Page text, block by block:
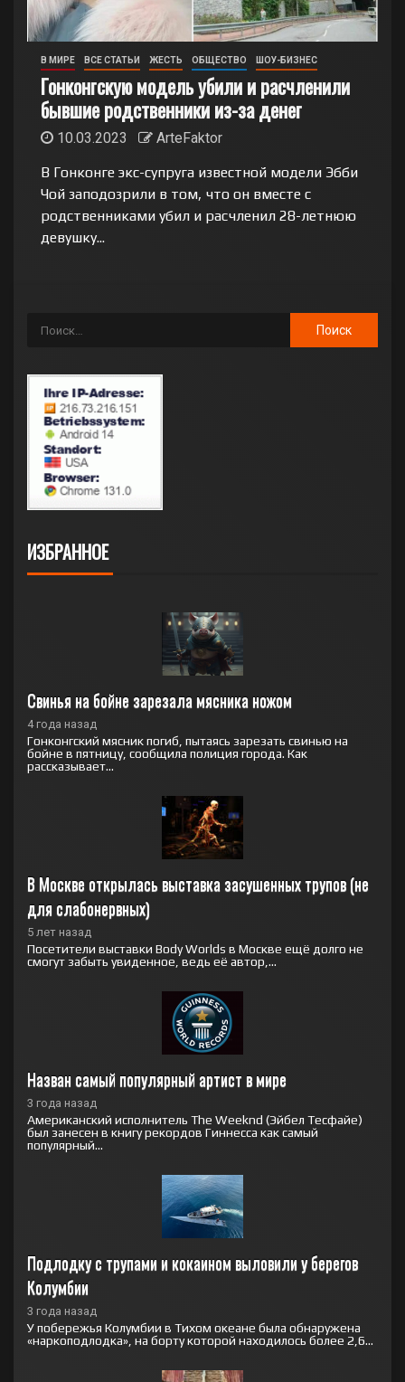
В МИРЕ ВСЕ СТАТЬИ ЖЕСТЬ ОБЩЕСТВО ШОУ-БИЗНЕС
Гонконгскую модель убили и расчленили
бывшие родственники из-за денег
10.03.2023
ArteFaktor
В Гонконге экс-супруга известной модели Эбби
Чой заподозрили в том, что он вместе с
родственниками убил и расчленил 28-летнюю
девушку...
ИЗБРАННОЕ
Свинья на бойне зарезала мясника ножом
4 года назад
Гонконгский мясник погиб, пытаясь зарезать свинью на
бойне в пятницу, сообщила полиция города. Как
рассказывает...
В Москве открылась выставка засушенных трупов (не
для слабонервных)
5 лет назад
Посетители выставки Body Worlds в Москве ещё долго не
смогут забыть увиденное, ведь её автор,...
Назван самый популярный артист в мире
3 года назад
Американский исполнитель The Weeknd (Эйбел Тесфайе)
был занесен в книгу рекордов Гиннесса как самый
популярный...
Подлодку с трупами и кокаином выловили у берегов
Колумбии
3 года назад
У побережья Колумбии в Тихом океане была обнаружена
«наркоподлодка», на борту которой находилось более 2,6...